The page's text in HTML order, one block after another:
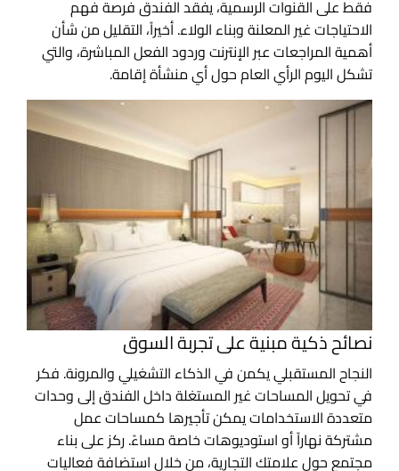
فقط على القنوات الرسمية، يفقد الفندق فرصة فهم
الاحتياجات غير المعلنة وبناء الولاء. أخيراً، التقليل من شأن
أهمية المراجعات عبر الإنترنت وردود الفعل المباشرة، والتي
تشكل اليوم الرأي العام حول أي منشأة إقامة.
نصائح ذكية مبنية على تجربة السوق
النجاح المستقبلي يكمن في الذكاء التشغيلي والمرونة. فكر
في تحويل المساحات غير المستغلة داخل الفندق إلى وحدات
متعددة الاستخدامات يمكن تأجيرها كمساحات عمل
مشتركة نهاراً أو استوديوهات خاصة مساءً. ركز على بناء
مجتمع حول علامتك التجارية، من خلال استضافة فعاليات